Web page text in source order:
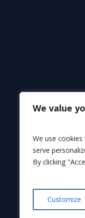
We value
We use
serve
By clicking
Customize